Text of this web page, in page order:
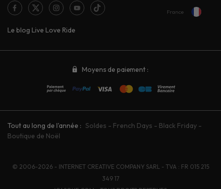
Le blog Live Love Ride
France
Moyens de paiement :
Tout au long de l'année : Soldes - French Days - Black Friday -
Boutique de Noël
© 2006-2026 - INTERNET CREATIVE COMPANY SARL - TVA : FR 015 215
349 17